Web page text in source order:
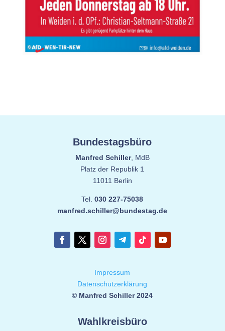
Bundestagsbüro
Manfred Schiller, MdB
Platz der Republik 1
11011 Berlin
Tel.030 227-75038
manfred.schiller@bundestag.de
Impressum
Datenschutzerklärung
© Manfred Schiller 2024
Wahlkreisbüro